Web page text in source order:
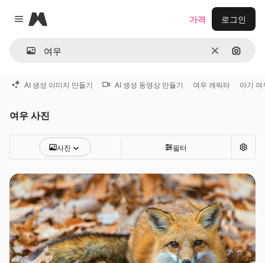
Close menu
Magnific
지우기이미지
가격 로그인
AI 생성 이미지 만들기 AI 생성 동영상 만들기 여우 캐릭터 아기 여
여우 사진
사진 필터